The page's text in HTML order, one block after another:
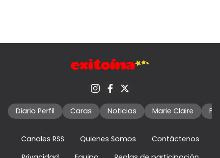
Diario Perfil Caras Noticias Marie Claire
Canales RSS Quienes Somos
Contáctenos